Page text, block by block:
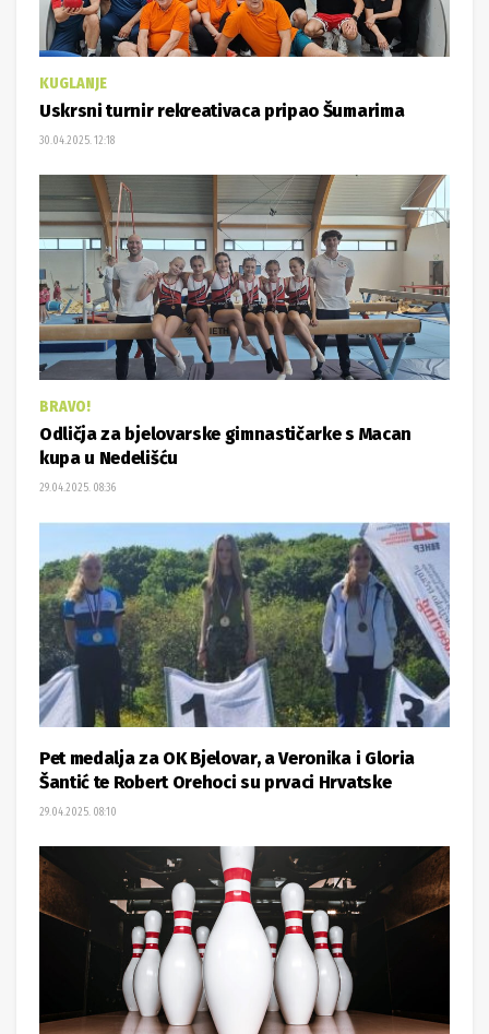
KUGLANJE
Uskrsni turnir rekreativaca pripao Šumarima
30.04.2025. 12:18
BRAVO!
Odličja za bjelovarske gimnastičarke s Macan
kupa u Nedelišću
29.04.2025. 08:36
Pet medalja za OK Bjelovar, a Veronika i Gloria
Šantić te Robert Orehoci su prvaci Hrvatske
29.04.2025. 08:10